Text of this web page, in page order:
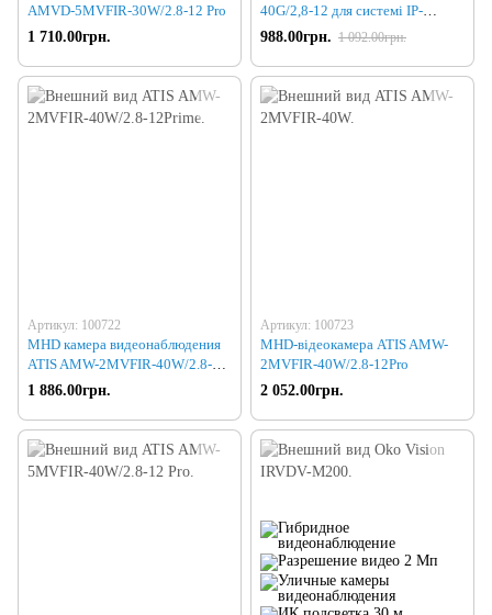
AMVD-5MVFIR-30W/2.8-12 Pro
1 710.00грн.
40G/2,8-12 для системі IP-
відеоспостереження
988.00грн. 1 092.00грн.
Артикул: 100722
MHD камера видеонаблюдения
ATIS AMW-2MVFIR-40W/2.8-
12Prime
1 886.00грн.
Артикул: 100723
MHD-відеокамера ATIS AMW-
2MVFIR-40W/2.8-12Pro
2 052.00грн.